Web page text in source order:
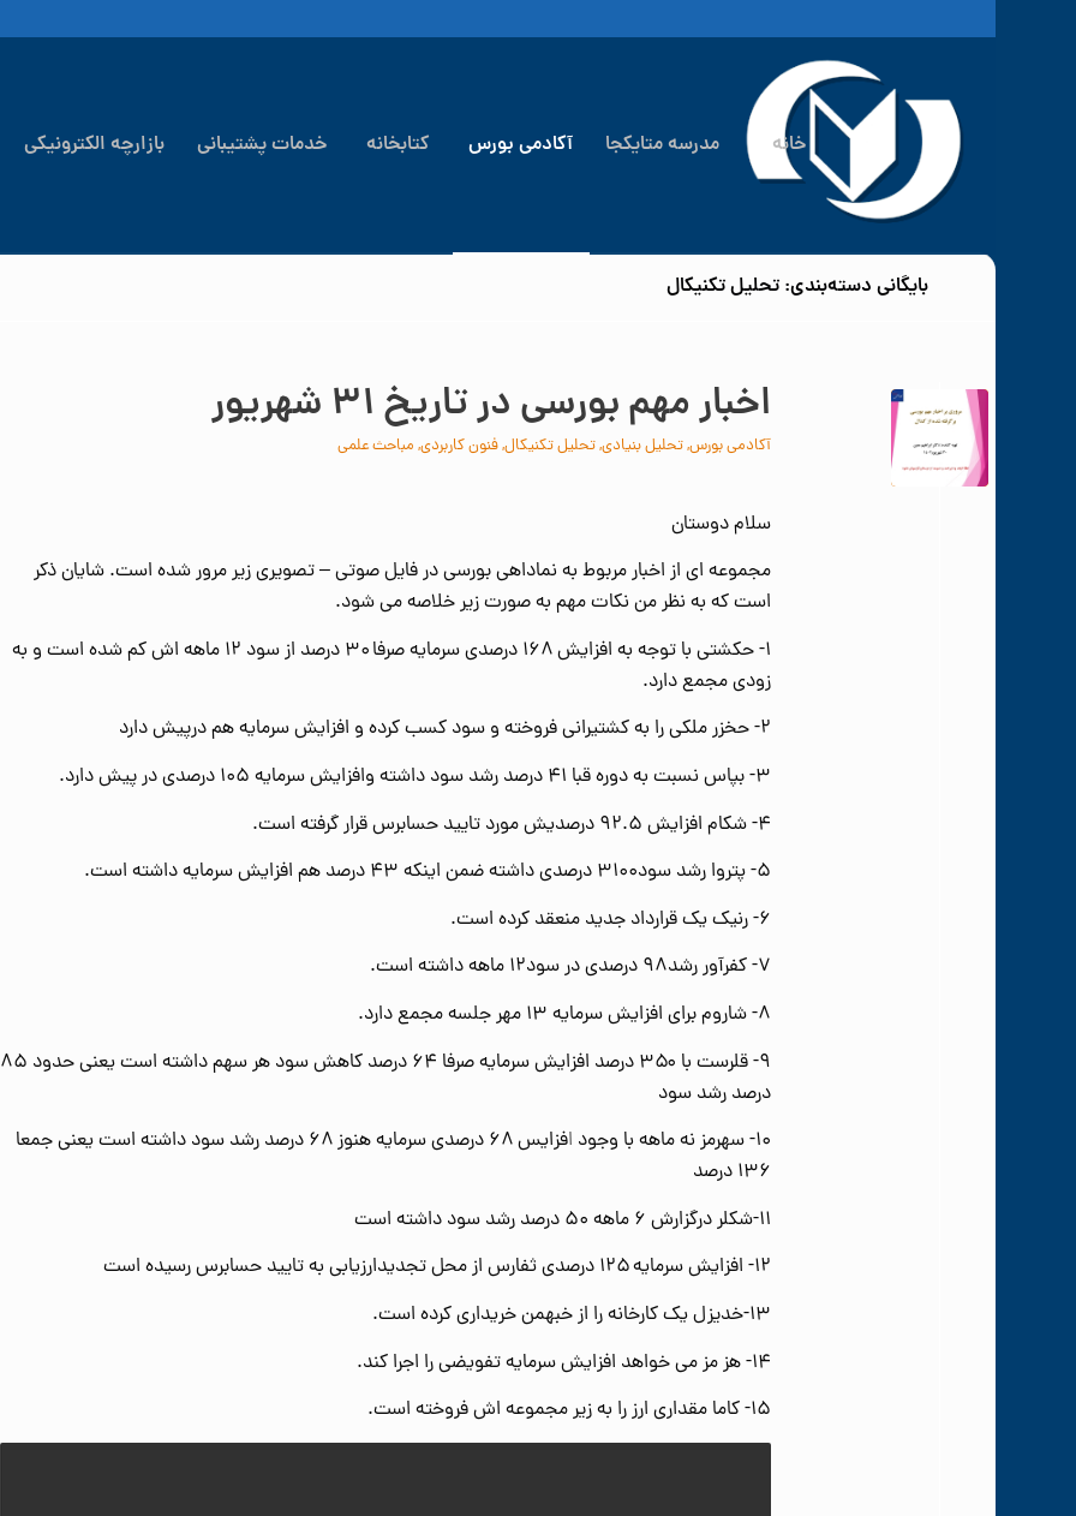
خانه مدرسه متایکجا آکادمی بورس کتابخانه خدمات پشتیبانی بازارچه الکترونیکی
بایگانی دسته‌بندی: تحلیل تکنیکال
اخبار مهم بورسی در تاریخ ۳۱ شهریور
آکادمی بورس,تحلیل بنیادی,تحلیل تکنیکال,فنون کاربردی, مباحث علمی
سلام دوستان
مجموعه ای از اخبار مربوط به نماداهی بورسی در فایل صوتی – تصویری زیر مرور شده است. شایان ذکر
است که به نظر من نکات مهم به صورت زیر خلاصه می شود.
۱- حکشتی با توجه به افزایش ۱۶۸ درصدی سرمایه صرفا ۳۰ درصد از سود ۱۲ ماهه اش کم شده است و به
زودی مجمع دارد.
۲- حخزر ملکی را به کشتیرانی فروخته و سود کسب کرده و افزایش سرمایه هم درپیش دارد
۳- بپاس نسبت به دوره قبا ۴۱ درصد رشد سود داشته وافزایش سرمایه ۱۰۵ درصدی در پیش دارد.
۴- شکام افزایش ۹۲.۵ درصدیش مورد تایید حسابرس قرار گرفته است.
۵- پتروا رشد سود۳۱۰۰ درصدی داشته ضمن اینکه ۴۳ درصد هم افزایش سرمایه داشته است.
۶- رنیک یک قرارداد جدید منعقد کرده است.
۷- کفرآور رشد۹۸ درصدی در سود۱۲ ماهه داشته است.
۸- شاروم برای افزایش سرمایه ۱۳ مهر جلسه مجمع دارد.
۹- قلرست با ۳۵۰ درصد افزایش سرمایه صرفا ۶۴ درصد کاهش سود هر سهم داشته است یعنی حدود ۸۵
درصد رشد سود
۱۰- سهرمز نه ماهه با وجود
ا
فزایس ۶۸ درصدی سرمایه هنوز ۶۸ درصد رشد سود داشته است یعنی جمعا
۱۳۶ درصد
۱۱-شکلر درگزارش ۶ ماهه ۵۰ درصد رشد سود داشته است
۱۲- افزایش سرمایه ۱۲۵ درصدی ثفارس از محل تجدیدارزیابی به تایید حسابرس رسیده است
۱۳-خدیزل یک کارخانه را از خبهمن خریداری کرده است.
۱۴- هز مز می خواهد افزایش سرمایه تفویضی را اجرا کند.
۱۵- کاما مقداری ارز را به زیر مجموعه اش فروخته است.